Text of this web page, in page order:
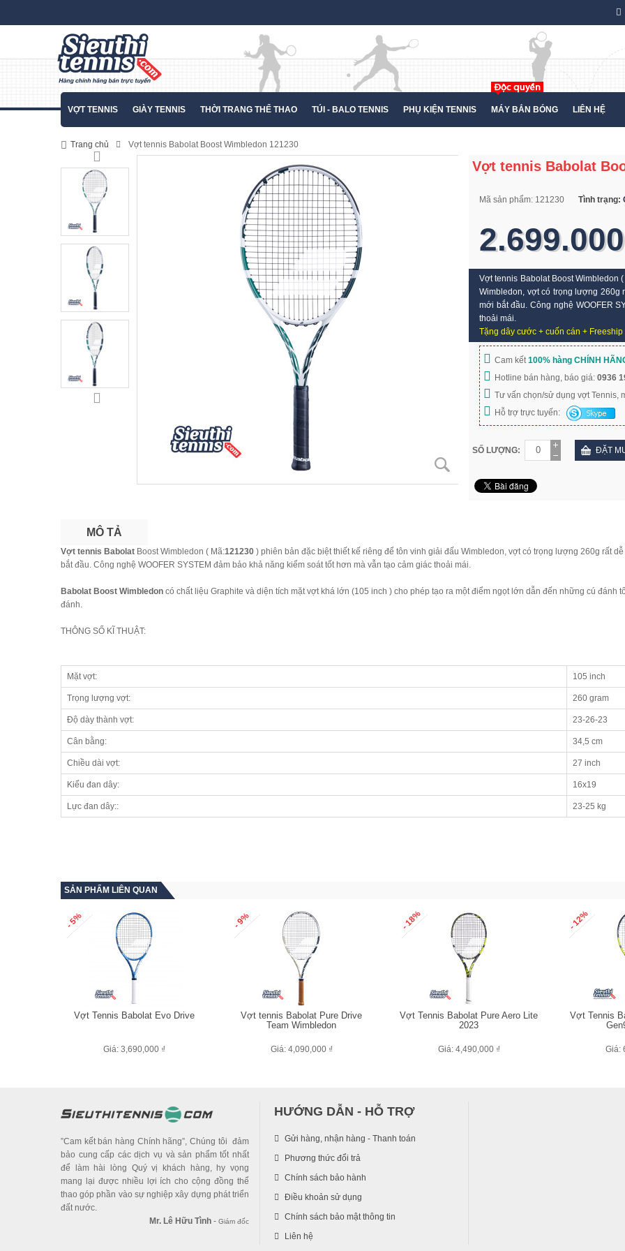
VỢT TENNIS GIÀY TENNIS THỜI TRANG THỂ THAO TÚI - BALO TENNIS PHỤ KIỆN TENNIS MÁY BẮN BÓNG LIÊN HỆ
Trang chủ Vợt tennis Babolat Boost Wimbledon 121230
Vợt tennis Babolat
Mã sản phẩm: 121230 Tình trạng:
Vợt tennis Babolat Boost Wimbledon
Wimbledon, vợt có trọng lượng 260g
mới bắt đầu. Công nghệ WOOFER
thoải mái.
Tặng dây cước + cuốn cán + Freeship
Cam kết100% hàng CHÍNH
Hotline bán hàng, báo giá: 0936
Tư vấn chọn/sử dụng vợt Tennis,
Hỗ trợ trực tuyến:
SỐ LƯỢNG: ĐẶT
MÔ TẢ
Vợt tennis Babolat Boost Wimbledon ( Mã:121230 ) phiên bản đặc biệt thiết kế riêng để tôn vinh giải đấu Wimbledon, vợt có trọng lượng 260g rất
bắt đầu. Công nghệ WOOFER SYSTEM đảm bảo khả năng kiểm soát tốt hơn mà vẫn tạo cảm giác thoải mái.
Babolat Boost Wimbledon có chất liệu Graphite và diện tích mặt vợt khá lớn (105 inch ) cho phép tạo ra một điểm ngọt lớn dẫn đến những cú đánh
đánh.
THÔNG SỐ KĨ THUẬT:
Mặt vợt: 105 inch
Trọng lượng vợt: 260 gram
Độ dày thành vợt: 23-26-23
Cân bằng: 34,5 cm
Chiều dài vợt: 27 inch
Kiểu đan dây: 16x19
Lực đan dây:: 23-25 kg
SẢN PHẨM LIÊN QUAN
- 5%
Vợt Tennis Babolat Evo Drive
Giá: 3,690,000 ₫
- 9%
Vợt tennis Babolat Pure Drive
Team Wimbledon
Giá: 4,090,000 ₫
- 18%
Vợt Tennis Babolat Pure Aero Lite
2023
Giá: 4,490,000 ₫
- 12%
Vợt Tennis
Giá:
”Cam kết bán hàng Chính hãng”, Chúng tôi đảm
bảo cung cấp các dịch vụ và sản phẩm tốt nhất
để làm hài lòng Quý vị khách hàng, hy vọng
mang lại được nhiều lợi ích cho cộng đồng thể
thao góp phần vào sự nghiệp xây dựng phát triển
đất nước.
Mr. Lê Hữu Tình - Giám đốc
HƯỚNG DẪN - HỖ TRỢ
Gửi hàng, nhận hàng - Thanh toán
Phương thức đổi trả
Chính sách bảo hành
Điều khoản sử dụng
Chính sách bảo mật thông tin
Liên hệ